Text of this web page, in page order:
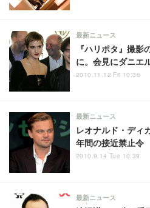
『ハリポタ』撮影
に。会見にダニエ
最新ニュース
2010.11.12 Fri 10:36
レオナルド・ディ
年間の接近禁止令
最新ニュース
2010.9.14 Tue 10:39
最新ニュース